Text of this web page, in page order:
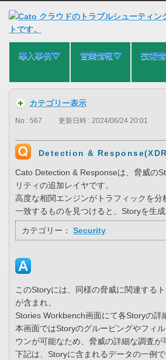
導入事例⛛ 営業情報⛛ 技術
カテゴリー表示
No : 567 更新日時 : 2024/06/24 20:01
Detection &
Cato Detection & Responseは、脅威の
リティの追加レイヤです。
高度な相関エンジンがトラフィックを分
一致するものを見つけると、Storyを生成
カテゴリー： Security
このStoryには、同様の脅威に関連する
が含まれ、
Stories Workbench画面にて各Storyの詳
本画面ではStoryのグルーピングやフィ
ウンが可能なため、脅威の詳細な調査が
下記は、Storyに含まれるデータの一例で